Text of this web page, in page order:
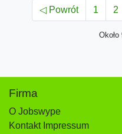
◁ Powrót 1 2
Firma
O Jobswype
Kontakt Impressum